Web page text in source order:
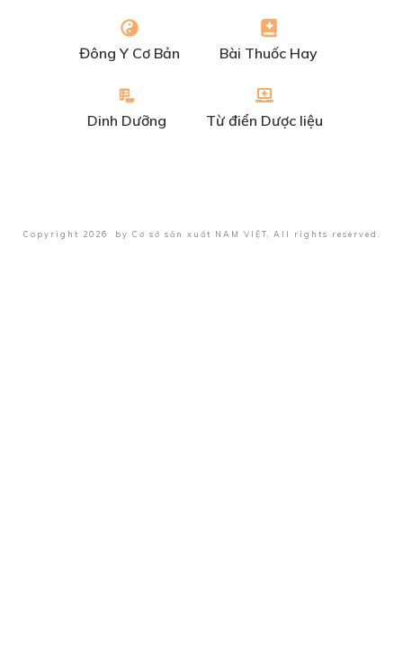
Đông Y Cơ Bản Bài Thuốc Hay
Dinh Dưỡng Từ điển Dược liệu
Copyright 2026 by Cơ sở sản xuất NAM VIỆT , All rights reserved.